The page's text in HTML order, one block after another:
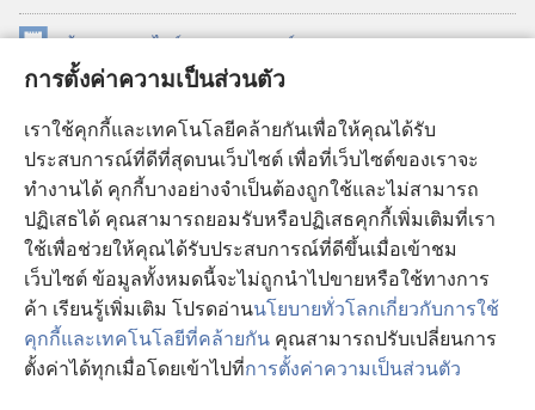
การตั้งค่าความเป็นส่วนตัว
เราใช้คุกกี้และเทคโนโลยีคล้ายกันเพื่อให้คุณได้รับ
ประสบการณ์ที่ดีที่สุดบนเว็บไซต์ เพื่อที่เว็บไซต์ของเราจะ
ทำงานได้ คุกกี้บางอย่างจำเป็นต้องถูกใช้และไม่สามารถ
ปฏิเสธได้ คุณสามารถยอมรับหรือปฏิเสธคุกกี้เพิ่มเติมที่เรา
ใช้เพื่อช่วยให้คุณได้รับประสบการณ์ที่ดีขึ้นเมื่อเข้าชม
เว็บไซต์ ข้อมูลทั้งหมดนี้จะไม่ถูกนำไปขายหรือใช้ทางการ
ค้า เรียนรู้เพิ่มเติม โปรดอ่านนโยบายทั่วโลกเกี่ยวกับการใช้
คุกกี้และเทคโนโลยีที่คล้ายกัน คุณสามารถปรับเปลี่ยนการ
ตั้งค่าได้ทุกเมื่อโดยเข้าไปที่การตั้งค่าความเป็นส่วนตัว
หน้าต่าง
ใหม่) ห้องสมุดออนไลน์ของวอชเทาเวอร์
หน้าต่าง
®
หน้าต่าง
ใหม่) JW Library®
ห้องสมุดว็อชเทาเวอร์
Copyright© 2026 Watch Tower Bible and Tract Society of Pennsylvania.
เงื่อนไขการใช้งาน| นโยบายการคุ้มครองข้อมูลส่วนบุคคล |การตั้งค่า